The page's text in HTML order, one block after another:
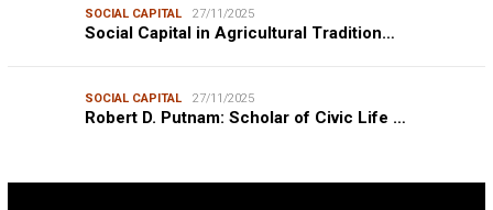
SOCIAL CAPITAL 27/11/2025
Social Capital in Agricultural Tradition…
SOCIAL CAPITAL 27/11/2025
Robert D. Putnam: Scholar of Civic Life …